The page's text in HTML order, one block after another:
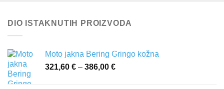
DIO ISTAKNUTIH PROIZVODA
Moto jakna Bering Gringo kožna
321,60 € – 386,00 €